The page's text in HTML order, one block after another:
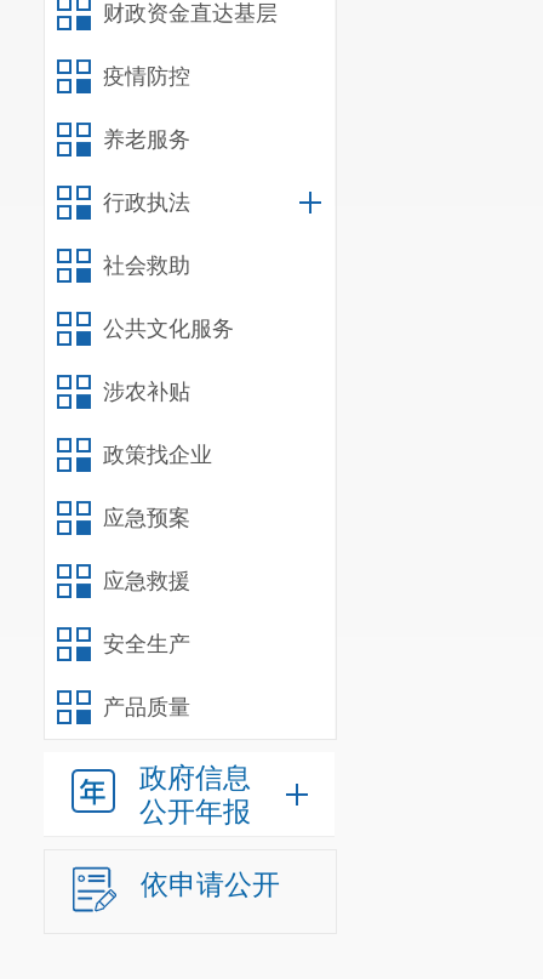
财政资金直达基层
疫情防控
养老服务
行政执法
社会救助
公共文化服务
涉农补贴
政策找企业
应急预案
应急救援
安全生产
产品质量
政府信息
公开年报
依申请公开